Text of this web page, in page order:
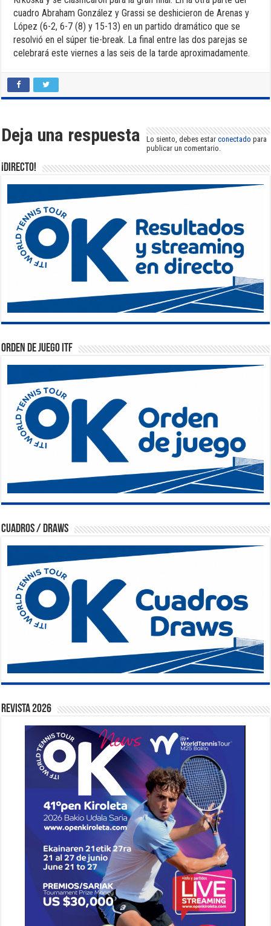
cuadro Abraham González y Grassi se deshicieron de Arenas y
López (6-2, 6-7 (8) y 15-13) en un partido dramático que se
resolvió en el súper tie-break. La final entre las dos parejas se
celebrará este viernes a las seis de la tarde aproximadamente.
Deja una respuesta Lo siento, debes estarconectado para
publicar un comentario.
¡DIRECTO!
Orden de Juego ITF
Cuadros / Draws
Revista 2026